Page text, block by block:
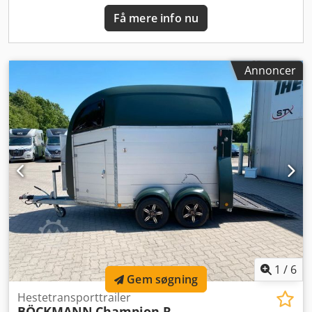
9.300 kg * Samlet længde: 10.000 mm * Næste inspektion:
03.2027 ----Køretøjsnummer/Vehicle: 12196----Fejl og
formaliteter i forbindelse med køb af et køretøj. Fortæl os
blot om dine ønsker og behov, så tager vi os af det. Blandt
andet kan vi mod et tillæg tilbyde følgende ydelser: ----
Indbytte af dit gamle køretøj TÜV/SP-inspektion Komplet
eksportafvikling Formidling af finansiering Ansøgning om
eksportnummerplader Transport af køretøjer Registrering
af køretøjer Bjærgnings- og transportopgaver---- ?DIT VTS-
TEAM Crodpfjzhfbgjx Acdsf
Få mere info nu
Annoncer
1 / 6
Hestetransporttrailer
Gem søgning